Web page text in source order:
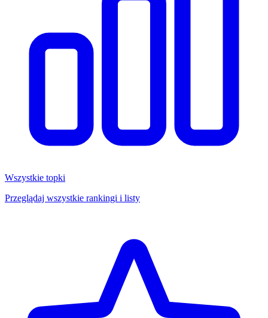
Wszystkie topki
Przeglądaj wszystkie rankingi i listy